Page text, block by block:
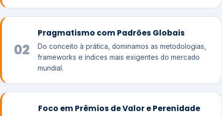
02
Pragmatismo com Padrões Globais
Do conceito à prática, dominamos as metodologias,
frameworks e índices mais exigentes do mercado
mundial.
Foco em Prêmios de Valor e Perenidade